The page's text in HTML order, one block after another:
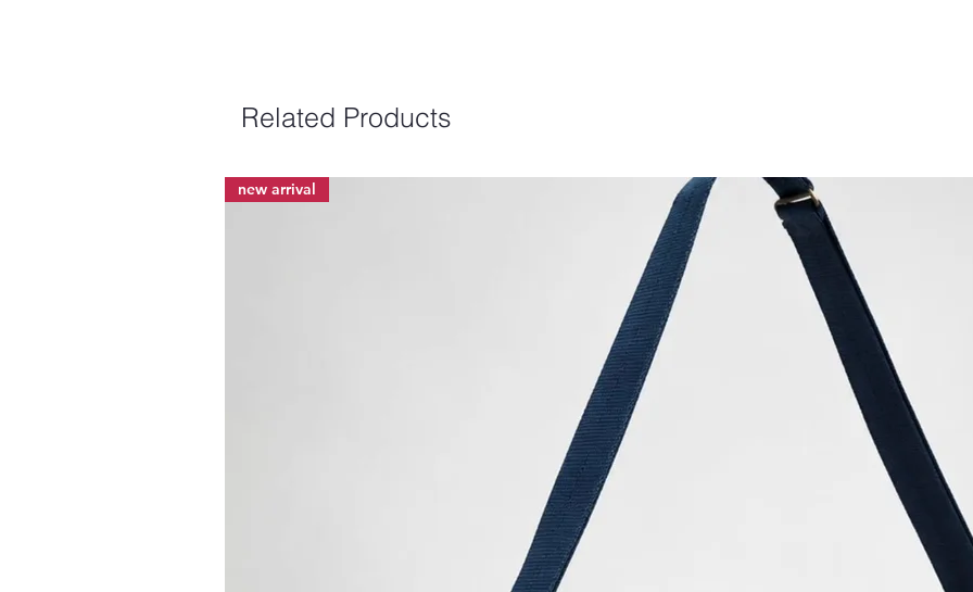
Related Products
new arrival